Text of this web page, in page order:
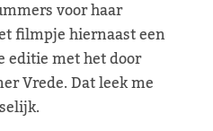
voor haar
filmpje hiernaast een
editie met het door
Vrede. Dat leek me